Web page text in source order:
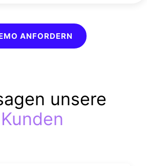
ANFORDERN
unsere
Kunden